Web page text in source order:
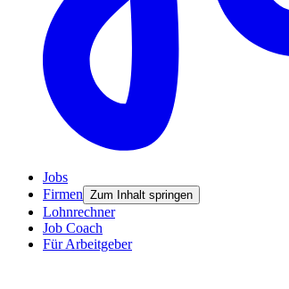
Jobs
Firmen Zum Inhalt springen
Lohnrechner
Job Coach
Für Arbeitgeber